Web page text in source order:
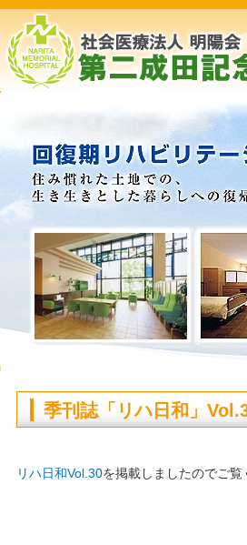
季刊誌「リハ日和」
リハ日和Vol.30を掲載しましたのでご覧